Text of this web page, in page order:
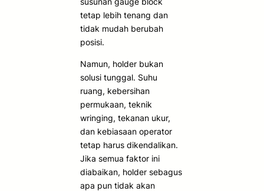
tetap lebih tenang dan
tidak mudah berubah
posisi.
Namun, holder bukan
solusi tunggal. Suhu
ruang, kebersihan
permukaan, teknik
wringing, tekanan ukur,
dan kebiasaan operator
tetap harus dikendalikan.
Jika semua faktor ini
diabaikan, holder sebagus
apa pun tidak akan